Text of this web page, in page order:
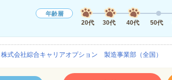
年齢層
20代
30代 40代 50代
株式会社綜合キャリアオプション 製造事業部（全国）